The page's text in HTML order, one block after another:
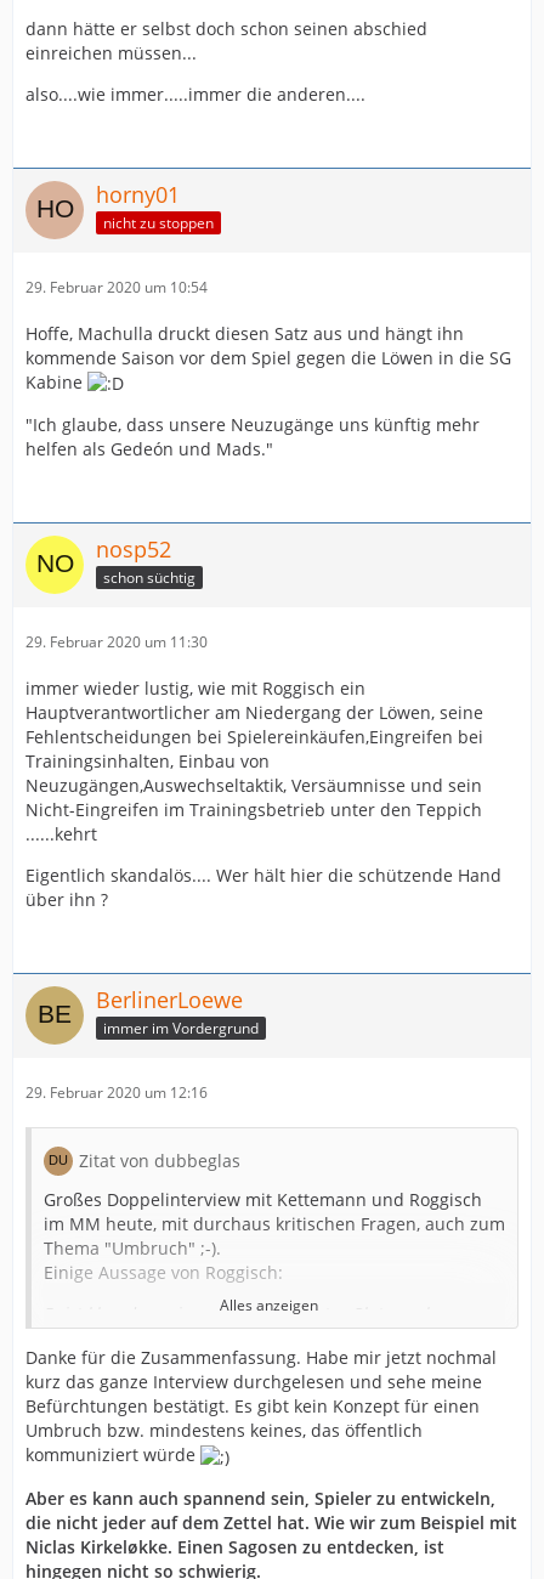
dann hätte er selbst doch schon seinen abschied
einreichen müssen...
also....wie immer.....immer die anderen....
horny01
nicht zu stoppen
29. Februar 2020 um 10:54
Hoffe, Machulla druckt diesen Satz aus und hängt ihn
kommende Saison vor dem Spiel gegen die Löwen in die SG
Kabine
"Ich glaube, dass unsere Neuzugänge uns künftig mehr
helfen als Gedeón und Mads."
nosp52
schon süchtig
29. Februar 2020 um 11:30
immer wieder lustig, wie mit Roggisch ein
Hauptverantwortlicher am Niedergang der Löwen, seine
Fehlentscheidungen bei Spielereinkäufen,Eingreifen bei
Trainingsinhalten, Einbau von
Neuzugängen,Auswechseltaktik, Versäumnisse und sein
Nicht-Eingreifen im Trainingsbetrieb unter den Teppich
......kehrt
Eigentlich skandalös.... Wer hält hier die schützende Hand
über ihn ?
BerlinerLoewe
immer im Vordergrund
29. Februar 2020 um 12:16
Zitat von dubbeglas
Großes Doppelinterview mit Kettemann und Roggisch
im MM heute, mit durchaus kritischen Fragen, auch zum
Thema "Umbruch" ;-).
Einige Aussage von Roggisch:
Es ist klar, dass wir von diesem sechsten Platz wegkommen
dass uns das gelingt. Wir können am Ende der Saison im
EHF-Pokal übrigens immer noch einen Titel holen, was dann
auch nicht so schlecht wäre.
...
Wenn etwas schlecht läuft, stehen alle in der Verantwortung
die Spieler, für Jenni und für mich.
...
Ich bin dafür verantwortlich, dass die Neuzugänge passen
Alles anzeigen
Danke für die Zusammenfassung. Habe mir jetzt nochmal
kurz das ganze Interview durchgelesen und sehe meine
Befürchtungen bestätigt. Es gibt kein Konzept für einen
Umbruch bzw. mindestens keines, das öffentlich
kommuniziert würde
Aber es kann auch spannend sein, Spieler zu entwickeln,
die nicht jeder auf dem Zettel hat. Wie wir zum Beispiel mit
Niclas Kirkeløkke. Einen Sagosen zu entdecken, ist
hingegen nicht so schwierig.